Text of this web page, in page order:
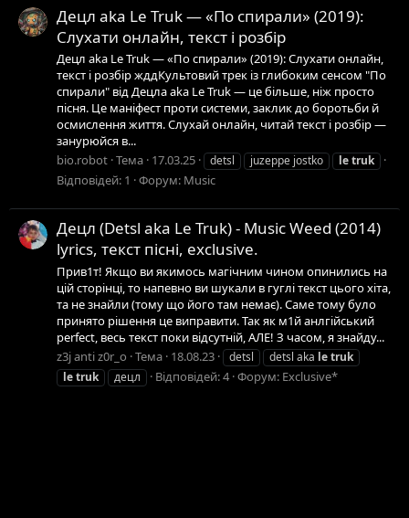
Децл aka Le Truk — «По спирали» (2019):
Слухати онлайн, текст і розбір
Децл aka Le Truk — «По спирали» (2019): Слухати онлайн,
текст і розбір жддКультовий трек із глибоким сенсом "По
спирали" від Децла aka Le Truk — це більше, ніж просто
пісня. Це маніфест проти системи, заклик до боротьби й
осмислення життя. Слухай онлайн, читай текст і розбір —
занурюйся в...
bio.robot Тема 17.03.25 detsl juzeppe jostko letruk
Відповідей: 1 Форум: Music
Децл (Detsl aka Le Truk) - Music Weed (2014)
lyrics, текст пісні, exсlusive.
Прив1т! Якщо ви якимось магічним чином опинились на
цій сторінці, то напевно ви шукали в гуглі текст цього хіта,
та не знайли (тому що його там немає). Саме тому було
принято рішення це виправити. Так як м1й анлгійський
perfect, весь текст поки відсутній, АЛЕ! З часом, я знайду...
z3j anti z0r_o Тема 18.08.23 detsl detsl aka letruk
letruk децл Відповідей: 4 Форум: Exclusive*